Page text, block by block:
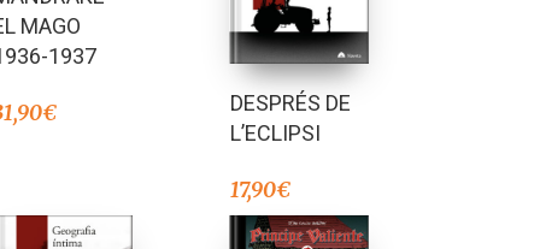
MAGO
1937
€
DESPRÉS DE
L’ECLIPSI
17,90€